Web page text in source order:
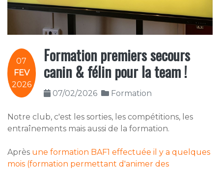
07
FEV
2026
Formation premiers secours
canin & félin pour la team !
07/02/2026 Formation
Notre club, c'est les sorties, les compétitions, les
entraînements mais aussi de la formation.
Après une formation BAF1 effectuée il y a quelques
mois (formation permettant d'animer des